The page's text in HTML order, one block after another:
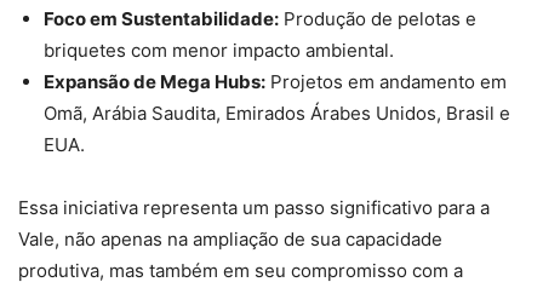
Foco em Sustentabilidade: Produção de pelotas e
briquetes com menor impacto ambiental.
Expansão de Mega Hubs: Projetos em andamento em
Omã, Arábia Saudita, Emirados Árabes Unidos, Brasil e
EUA.
Essa iniciativa representa um passo significativo para a
Vale, não apenas na ampliação de sua capacidade
produtiva, mas também em seu compromisso com a